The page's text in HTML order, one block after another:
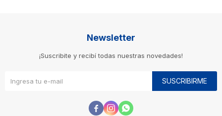
Newsletter
¡Suscribite y recibí todas nuestras novedades!
SUSCRIBIRME
  